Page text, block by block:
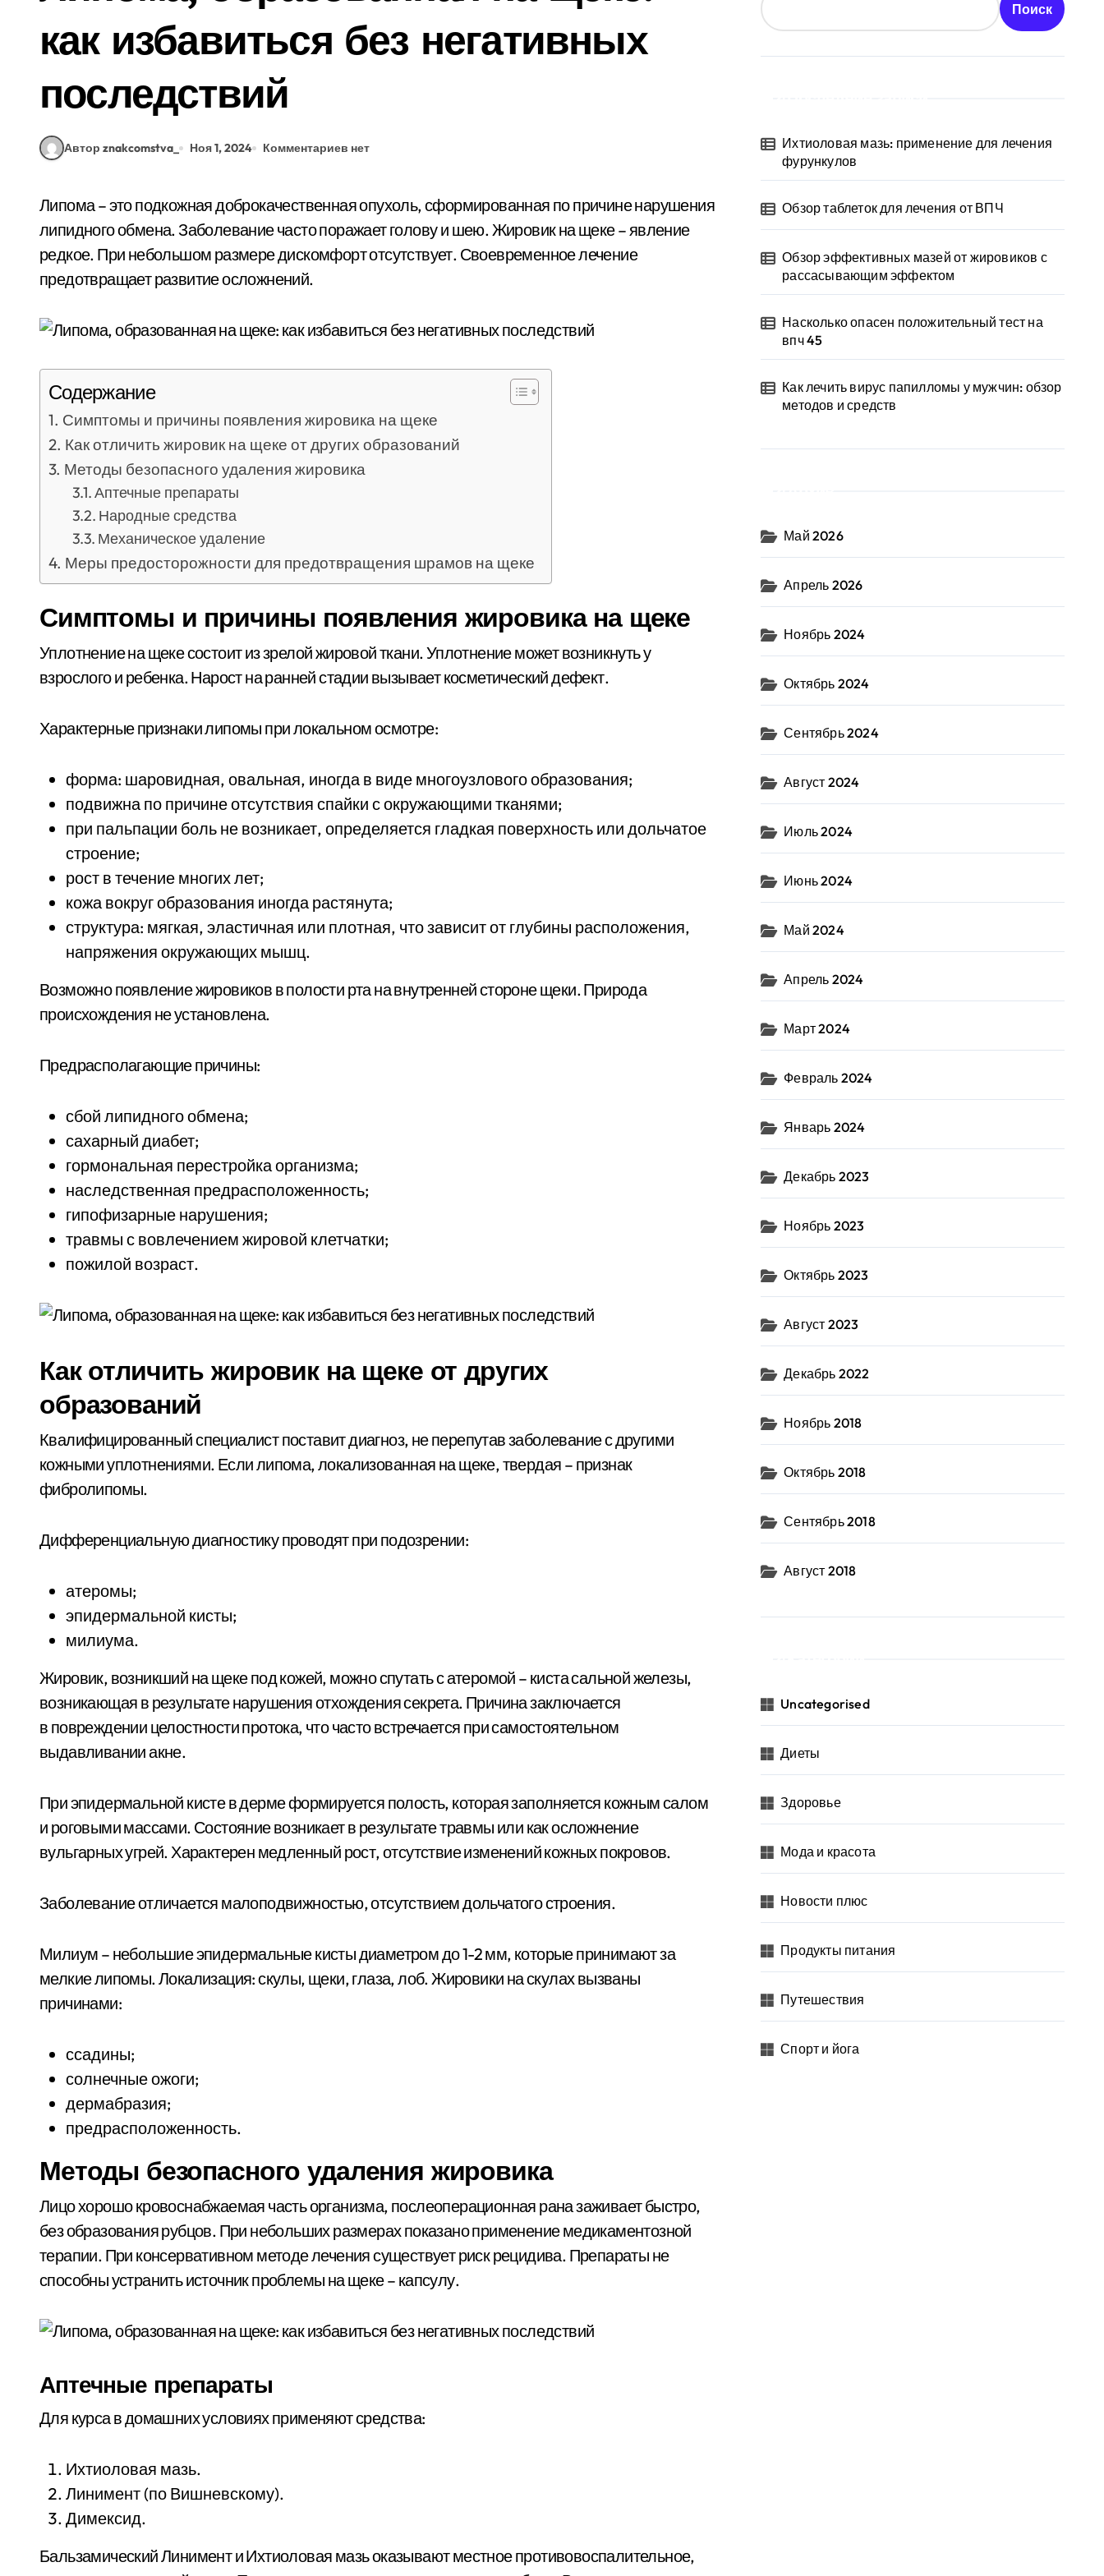
как избавиться без негативных
последствий
Автор znakcomstva_ Ноя 1, 2024 Комментариев нет
Липома – это подкожная доброкачественная опухоль, сформированная по причине нарушения
липидного обмена. Заболевание часто поражает голову и шею. Жировик на щеке – явление
редкое. При небольшом размере дискомфорт отсутствует. Своевременное лечение
предотвращает развитие осложнений.
Содержание
Симптомы и причины появления жировика на щеке
Как отличить жировик на щеке от других образований
Методы безопасного удаления жировика
Аптечные препараты
Народные средства
Механическое удаление
Меры предосторожности для предотвращения шрамов на щеке
Симптомы и причины появления жировика на щеке
Уплотнение на щеке состоит из зрелой жировой ткани. Уплотнение может возникнуть у
взрослого и ребенка. Нарост на ранней стадии вызывает косметический дефект.
Характерные признаки липомы при локальном осмотре:
форма: шаровидная, овальная, иногда в виде многоузлового образования;
подвижна по причине отсутствия спайки с окружающими тканями;
при пальпации боль не возникает, определяется гладкая поверхность или дольчатое
строение;
рост в течение многих лет;
кожа вокруг образования иногда растянута;
структура: мягкая, эластичная или плотная, что зависит от глубины расположения,
напряжения окружающих мышц.
Возможно появление жировиков в полости рта на внутренней стороне щеки. Природа
происхождения не установлена.
Предрасполагающие причины:
сбой липидного обмена;
сахарный диабет;
гормональная перестройка организма;
наследственная предрасположенность;
гипофизарные нарушения;
травмы с вовлечением жировой клетчатки;
пожилой возраст.
Как отличить жировик на щеке от других
образований
Квалифицированный специалист поставит диагноз, не перепутав заболевание с другими
кожными уплотнениями. Если липома, локализованная на щеке, твердая – признак
фибролипомы.
Дифференциальную диагностику проводят при подозрении:
атеромы;
эпидермальной кисты;
милиума.
Жировик, возникший на щеке под кожей, можно спутать с атеромой – киста сальной железы,
возникающая в результате нарушения отхождения секрета. Причина заключается
в повреждении целостности протока, что часто встречается при самостоятельном
выдавливании акне.
При эпидермальной кисте в дерме формируется полость, которая заполняется кожным салом
и роговыми массами. Состояние возникает в результате травмы или как осложнение
вульгарных угрей. Характерен медленный рост, отсутствие изменений кожных покровов.
Заболевание отличается малоподвижностью, отсутствием дольчатого строения.
Милиум – небольшие эпидермальные кисты диаметром до 1-2 мм, которые принимают за
мелкие липомы. Локализация: скулы, щеки, глаза, лоб. Жировики на скулах вызваны
причинами:
ссадины;
солнечные ожоги;
дермабразия;
предрасположенность.
Методы безопасного удаления жировика
Лицо хорошо кровоснабжаемая часть организма, послеоперационная рана заживает быстро,
без образования рубцов. При небольших размерах показано применение медикаментозной
терапии. При консервативном методе лечения существует риск рецидива. Препараты не
способны устранить источник проблемы на щеке – капсулу.
Аптечные препараты
Для курса в домашних условиях применяют средства:
Ихтиоловая мазь.
Линимент (по Вишневскому).
Димексид.
Бальзамический Линимент и Ихтиоловая мазь оказывают местное противовоспалительное,
Поиск
Ихтиоловая мазь: применение для лечения
фурункулов
Обзор таблеток для лечения от ВПЧ
Обзор эффективных мазей от жировиков с
рассасывающим эффектом
Насколько опасен положительный тест на
впч 45
Как лечить вирус папилломы у мужчин: обзор
методов и средств
Май 2026
Апрель 2026
Ноябрь 2024
Октябрь 2024
Сентябрь 2024
Август 2024
Июль 2024
Июнь 2024
Май 2024
Апрель 2024
Март 2024
Февраль 2024
Январь 2024
Декабрь 2023
Ноябрь 2023
Октябрь 2023
Август 2023
Декабрь 2022
Ноябрь 2018
Октябрь 2018
Сентябрь 2018
Август 2018
Uncategorised
Диеты
Здоровье
Мода и красота
Новости плюс
Продукты питания
Путешествия
Спорт и йога